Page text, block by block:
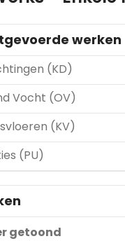
werken
(KD)
Vocht (OV)
(KV)
(PU)
getoond